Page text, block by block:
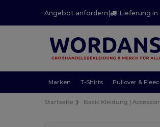
Angebot anfordern| Lieferung in
Marken T-Shirts Pullover &
Startseite Basic Kleidung |